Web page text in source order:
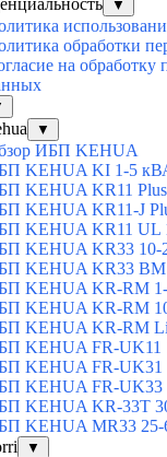
▼
обработки
на обработку
▼
ИБП KEHUA
KEHUA KI 1-5
KEHUA KR11
KEHUA KR11-J
KEHUA KR11 UL
KEHUA KR33 10-
KEHUA KR33 BM
KEHUA KR-RM
KEHUA KR-RM
KEHUA KR-RM
KEHUA FR-UK11
KEHUA FR-UK31
KEHUA FR-UK33
KEHUA KR-33T
KEHUA MR33
▼